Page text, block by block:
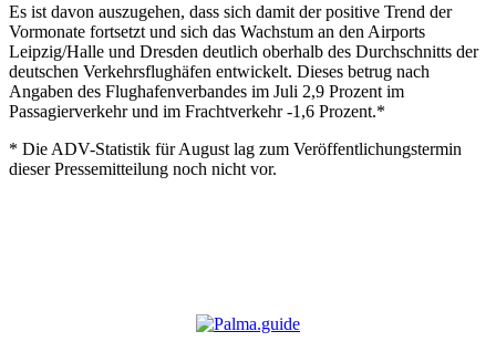
Es ist davon auszugehen, dass sich damit der positive Trend der
Vormonate fortsetzt und sich das Wachstum an den Airports
Leipzig/Halle und Dresden deutlich oberhalb des Durchschnitts der
deutschen Verkehrsflughäfen entwickelt. Dieses betrug nach
Angaben des Flughafenverbandes im Juli 2,9 Prozent im
Passagierverkehr und im Frachtverkehr -1,6 Prozent.*
* Die ADV-Statistik für August lag zum Veröffentlichungstermin
dieser Pressemitteilung noch nicht vor.